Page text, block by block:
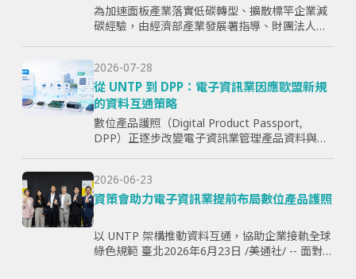
為加速面板產業落實低碳轉型、擴散標竿企業減
碳經驗，由經濟部產業發展署指導、財團法人資
成果交流活動」，7月15日於...
2026-07-28
從 UNTP 到 DPP：電子資訊業因應歐盟新規
的資料互通策略
數位產品護照（Digital Product Passport,
DPP）正逐步改變電子資訊業管理產品資料與供
購、製...
2026-06-23
資策會助力電子資訊業提前布局數位產品護照
以 UNTP 架構推動資料互通，協助企業接軌全球
綠色規範 臺北2026年6月23日 /美通社/ -- 面對歐